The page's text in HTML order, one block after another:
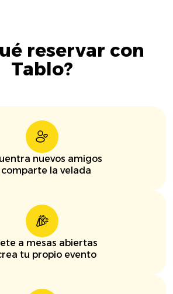
reservar con
Tablo?
nuevos amigos
la velada
a mesas abiertas
tu propio evento